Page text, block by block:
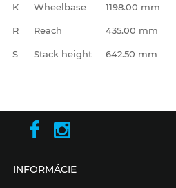
K Wheelbase 1198.00 mm
R Reach 435.00 mm
S Stack height 642.50 mm
INFORMÁCIE